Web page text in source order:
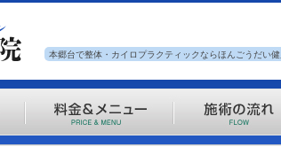
本郷台で整体・カイロプラクティックならほんごうだい